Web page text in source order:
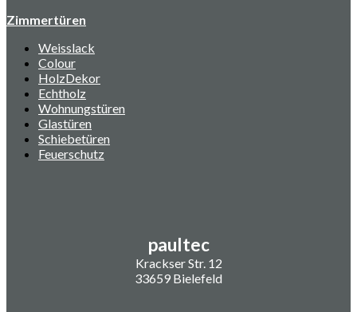
Zimmertüren
Weisslack
Colour
HolzDekor
Echtholz
Wohnungstüren
Glastüren
Schiebetüren
Feuerschutz
paultec
Krackser Str. 12
33659 Bielefeld